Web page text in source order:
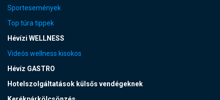
Sportesemények
Top túra tippek
Hévízi WELLNESS
Videós wellness kisokos
Hévíz GASTRO
Hotelszolgáltatások külsős vendégeknek